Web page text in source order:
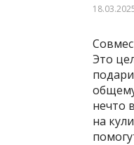
Это
нечто
на